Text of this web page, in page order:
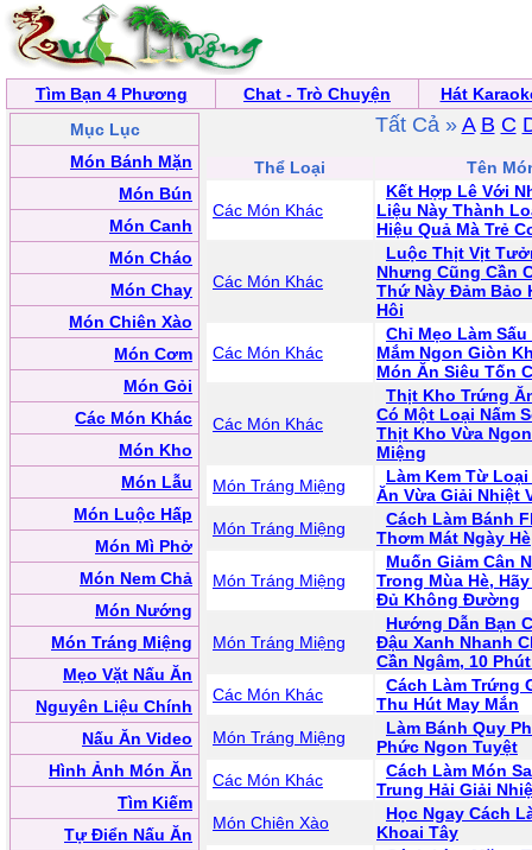
Tìm Bạn 4 Phương Chat - Trò Chuyện
Hát
Mục Lục
Món Bánh Mặn
Món Bún
Món Canh
Món Cháo
Món Chay
Món Chiên Xào
Món Cơm
Món Gỏi
Các Món Khác
Món Kho
Món Lẫu
Món Luộc Hấp
Món Mì Phở
Món Nem Chả
Món Nướng
Món Tráng Miệng
Mẹo Vặt Nấu Ăn
Nguyên Liệu Chính
Nấu Ăn Video
Hình Ảnh Món Ăn
Tìm Kiếm
Tự Điển Nấu Ăn
Tất Cả » A B C
Thể Loại Tên
Các Món Khác
Kết Hợp Lê Với
Liệu Này Thành
Hiệu Quả Mà Trẻ
Các Món Khác
Luộc Thịt Vịt
Nhưng Cũng Cần
Thứ Này Đảm Bảo
Hôi
Các Món Khác
Chỉ Mẹo Làm Sấu
Mắm Ngon Giòn
Món Ăn Siêu Tốn
Các Món Khác
Thịt Kho Trứng
Có Một Loại Nấm
Thịt Kho Vừa
Miệng
Món Tráng Miệng
Làm Kem Từ
Ăn Vừa Giải Nhiệt
Món Tráng Miệng
Cách Làm Bánh
Thơm Mát Ngày Hè
Món Tráng Miệng
Muốn Giảm Cân
Trong Mùa Hè,
Đủ Không Đường
Món Tráng Miệng
Hướng Dẫn Bạn
Đậu Xanh Nhanh
Cần Ngâm, 10
Các Món Khác
Cách Làm Trứng
Thu Hút May Mắn
Món Tráng Miệng
Làm Bánh Quy
Phức Ngon Tuyệt
Các Món Khác
Cách Làm Món
Trung Hải Giải
Món Chiên Xào
Học Ngay Cách
Khoai Tây